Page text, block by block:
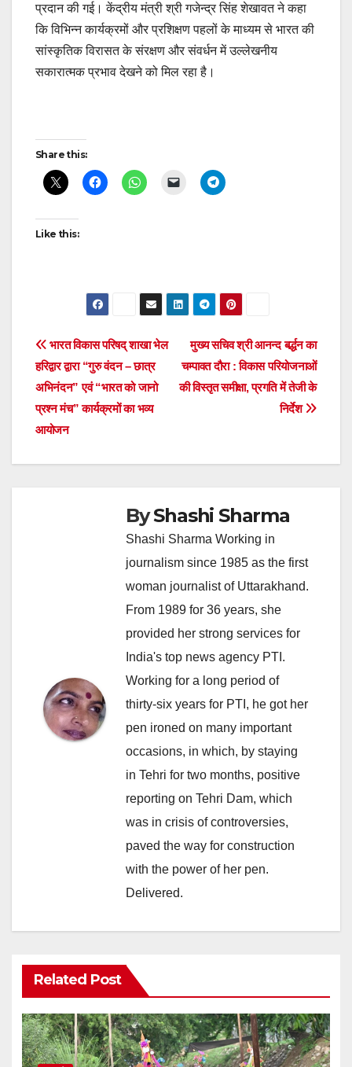
प्रदान की गई। केंद्रीय मंत्री श्री गजेन्द्र सिंह शेखावत ने कहा
कि विभिन्न कार्यक्रमों और प्रशिक्षण पहलों के माध्यम से भारत की
सांस्कृतिक विरासत के संरक्षण और संवर्धन में उल्लेखनीय
सकारात्मक प्रभाव देखने को मिल रहा है।
Post
navigation
Share this:
Like this:
Post
navigation
मुख्य सचिव श्री आनन्द बर्द्धन का
चम्पावत दौरा : विकास परियोजनाओं
की विस्तृत समीक्षा, प्रगति में तेजी के
निर्देश
भारत विकास परिषद् शाखा भेल
हरिद्वार द्वारा “गुरु वंदन – छात्र
अभिनंदन” एवं “भारत को जानो
प्रश्न मंच” कार्यक्रमों का भव्य
आयोजन
ByShashi Sharma
Shashi Sharma Working in
journalism since 1985 as the first
woman journalist of Uttarakhand.
From 1989 for 36 years, she
provided her strong services for
India's top news agency PTI.
Working for a long period of
thirty-six years for PTI, he got her
pen ironed on many important
occasions, in which, by staying
in Tehri for two months, positive
reporting on Tehri Dam, which
was in crisis of controversies,
paved the way for construction
with the power of her pen.
Delivered.
Related Post